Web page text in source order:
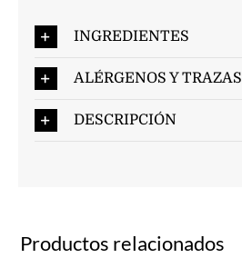
INGREDIENTES
ALÉRGENOS Y TRAZAS
DESCRIPCIÓN
Productos relacionados